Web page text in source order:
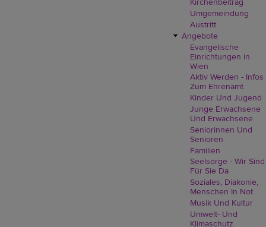
Kirchenbeitrag
Umgemeindung
Austritt
Angebote
Evangelische
Einrichtungen in
Wien
Aktiv Werden - Infos
Zum Ehrenamt
Kinder Und Jugend
Junge Erwachsene
Und Erwachsene
Seniorinnen Und
Senioren
Familien
Seelsorge - Wir Sind
Für Sie Da
Soziales, Diakonie,
Menschen In Not
Musik Und Kultur
Umwelt- Und
Klimaschutz